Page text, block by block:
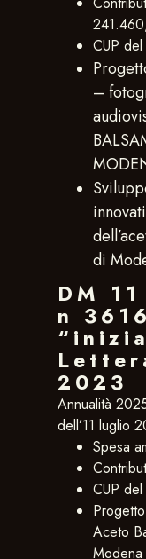
CUP
–
di
DM
n
2023
Annualità
dell’11 luglio
Spesa
CUP
Aceto